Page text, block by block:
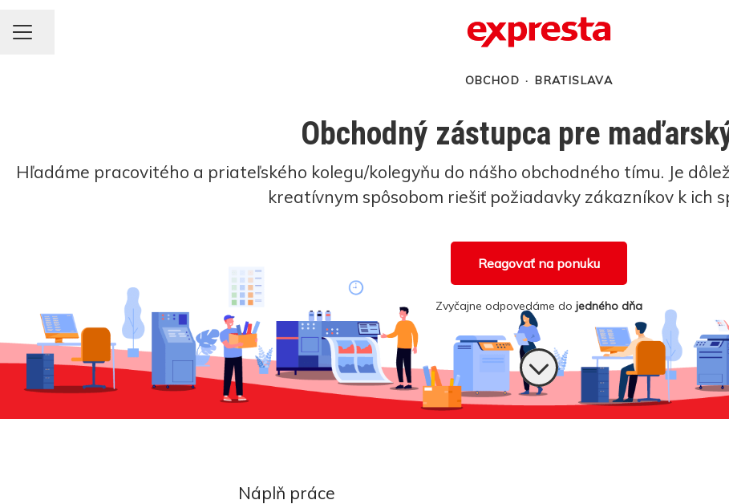
KARIÉRNA PONUKA
Zdieľať stránku
OBCHOD · BRATISLAVA
Obchodný zástupca pre
Hľadáme pracovitého a priateľského kolegu/kolegyňu do nášho obchodného tímu. Je
kreatívnym spôsobom riešiť požiadavky zákazníkov k ich
Reagovať na ponuku
Zvyčajne odpovedáme do jedného dňa
Náplň práce